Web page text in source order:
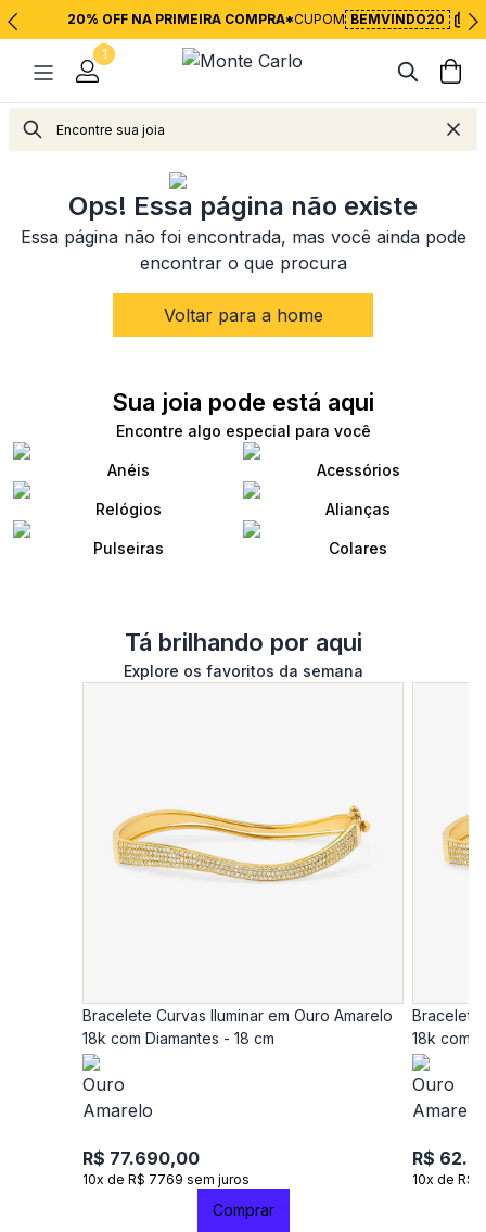
20% OFF NA PRIMEIRA COMPRA*CUPOM BEMVINDO20
1
<Voltar para página inicial
Ops! Essa página não existe
Essa página não foi encontrada, mas você ainda pode
encontrar o que procura
Voltar para a home
Sua joia pode está aqui
Encontre algo especial para você
Anéis Acessórios
Relógios Alianças
Pulseiras Colares
Tá brilhando por aqui
Explore os favoritos da semana
Bracelete Curvas Iluminar em Ouro Amarelo
18k com Diamantes - 18 cm
R$ 77.690,00
10x de R$ 7769 sem juros
Bracelete
18k com
R$
10x de R$
Comprar